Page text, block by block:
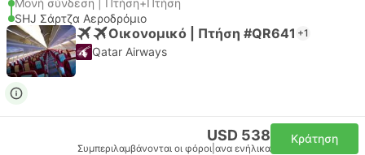
Μονή σύνδεση | Πτήση+Πτήση
SHJ Σάρτζα Αεροδρόμιο
Οικονομικό | Πτήση #QR641 +1
Qatar Airways
USD 538
Συμπεριλαμβάνονται οι φόροι ανα ενήλικα
Κράτηση